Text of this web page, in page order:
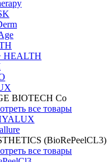
HEALTH
BIOTECH Co
все товары
(BioRePeelCL3)
все товары